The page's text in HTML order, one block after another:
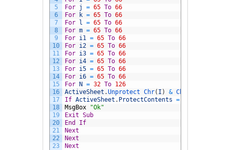
5
6
7
8
9
10
11
12
13
14
15
16
17
18
19
20
21
22
23
For j = 65 To 66
For
k = 65 To 66
For
l = 65 To 66
For m = 65 To 66
For i1 = 65 To 66
For i2 = 65 To 66
For i3 = 65 To 66
For i4 = 65 To 66
For i5 = 65 To 66
For i6 = 65 To 66
For
N = 32 To 126
ActiveSheet .Unprotect Chr( I ) & Chr
If ActiveSheet . ProtectContents =
MsgBox
"Ok"
Exit Sub
End
If
Next
Next
Next